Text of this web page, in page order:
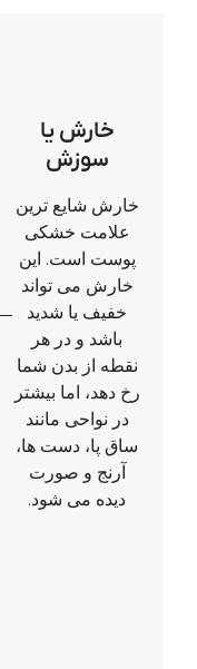
خارش یا
سوزش
خارش شایع ترین
علامت خشکی
پوست است. این
خارش می تواند
خفیف یا شدید
باشد و در هر
نقطه از بدن شما
رخ دهد، اما بیشتر
در نواحی مانند
ساق پا، دست ها،
آرنج و صورت
دیده می شود.